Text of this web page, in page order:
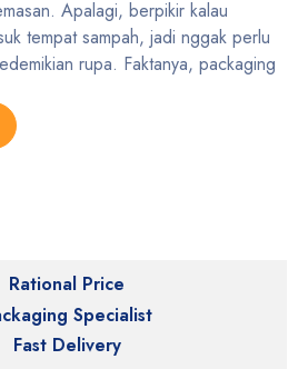
Apalagi, berpikir kalau
tempat sampah, jadi nggak perlu
rupa. Faktanya, packaging
Rational Price
Specialist
Fast Delivery